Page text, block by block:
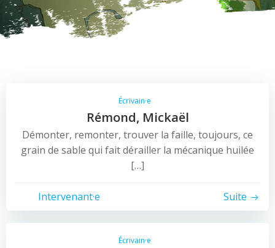
Écrivain·e
Rémond, Mickaël
Démonter, remonter, trouver la faille, toujours, ce
grain de sable qui fait dérailler la mécanique huilée
[…]
Intervenant·e Suite
Écrivain·e